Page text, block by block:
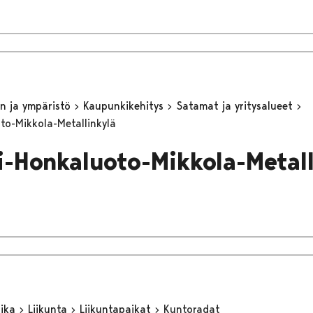
ja ympäristö Kaupunkikehitys
Satamat ja yritysalueet
Mikkola-Metallinkylä
Honkaluoto-Mikkola-
Liikunta Liikuntapaikat Kuntoradat